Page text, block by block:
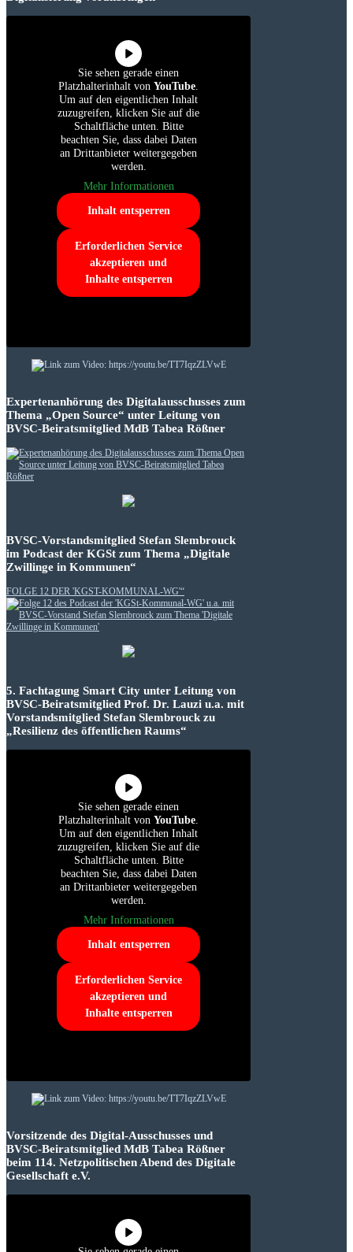
Sie sehen gerade einen
Platzhalterinhalt von YouTube
Um auf den eigentlichen Inhalt
zuzugreifen, klicken Sie auf die
Schaltfläche unten. Bitte
beachten Sie, dass dabei Daten
an Drittanbieter weitergegeben
werden.
Mehr Informationen
Inhalt entsperren
Erforderlichen Service
akzeptieren und
Inhalte entsperren
Expertenanhörung des Digitalausschusses zum
Thema „Open Source“ unter Leitung von
BVSC-Beiratsmitglied MdB Tabea Rößner
BVSC-Vorstandsmitglied Stefan Slembrouck
im Podcast der KGSt zum Thema „Digitale
Zwillinge in Kommunen“
FOLGE 12 DER 'KGST-KOMMUNAL-WG'“
5. Fachtagung Smart City unter Leitung von
BVSC-Beiratsmitglied Prof. Dr. Lauzi u.a. mit
Vorstandsmitglied Stefan Slembrouck zu
„Resilienz des öffentlichen Raums“
Sie sehen gerade einen
Platzhalterinhalt von YouTube
Um auf den eigentlichen Inhalt
zuzugreifen, klicken Sie auf die
Schaltfläche unten. Bitte
beachten Sie, dass dabei Daten
an Drittanbieter weitergegeben
werden.
Mehr Informationen
Inhalt entsperren
Erforderlichen Service
akzeptieren und
Inhalte entsperren
Vorsitzende des Digital-Ausschusses und
BVSC-Beiratsmitglied MdB Tabea Rößner
beim 114. Netzpolitischen Abend des Digitale
Gesellschaft e.V.